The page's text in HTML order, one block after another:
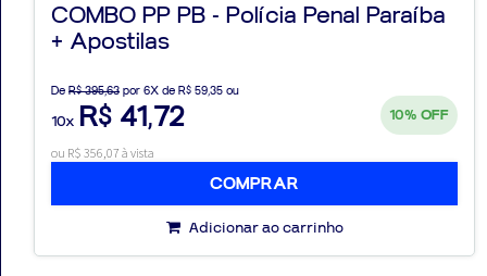
COMBO PP PB - Polícia Penal Paraíba
+ Apostilas
De R$ 395,63 por 6X de R$ 59,35 ou
10x R$ 41,72 10% OFF
ou R$ 356,07 à vista
COMPRAR
Adicionar ao carrinho